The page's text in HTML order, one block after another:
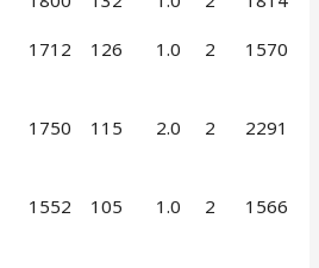
1712 126 1.0 2 1570
1750 115 2.0 2 2291
1552 105 1.0 2 1566